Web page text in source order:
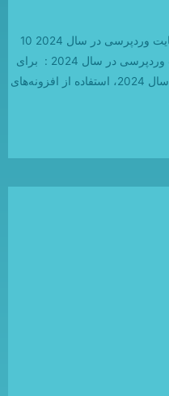
10 افزونه برتر برای افزایش سرعت سایت وردپرسی در سال 2024 10
افزونه برتر برای افزایش سرعت سایت وردپرسی در سال 2024 : برای
بهینه‌سازی سرعت سایت وردپرسی در سال 2024، استفاده از افزونه‌های